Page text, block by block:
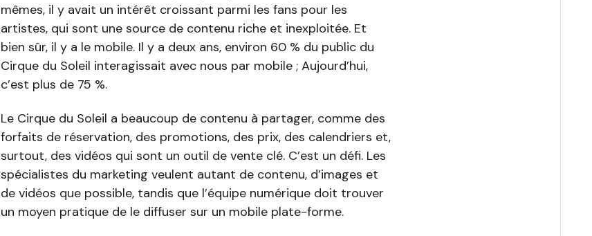
mêmes, il y avait un intérêt croissant parmi les fans pour les
artistes, qui sont une source de contenu riche et inexploitée. Et
bien sûr, il y a le mobile. Il y a deux ans, environ 60 % du public du
Cirque du Soleil interagissait avec nous par mobile ; Aujourd’hui,
c’est plus de 75 %.
Le Cirque du Soleil a beaucoup de contenu à partager, comme des
forfaits de réservation, des promotions, des prix, des calendriers et,
surtout, des vidéos qui sont un outil de vente clé. C’est un défi. Les
spécialistes du marketing veulent autant de contenu, d’images et
de vidéos que possible, tandis que l’équipe numérique doit trouver
un moyen pratique de le diffuser sur un mobile plate-forme.